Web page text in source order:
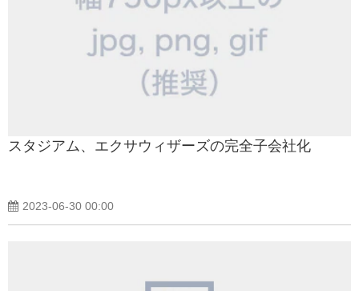
スタジアム、エクサウィザーズの完全子会社化
2023-06-30 00:00